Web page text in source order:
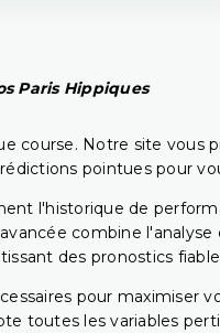
Paris Hippiques
course. Notre site vous
pointues pour
l'historique de
combine l'analyse
des pronostics
pour maximiser
toutes les variables